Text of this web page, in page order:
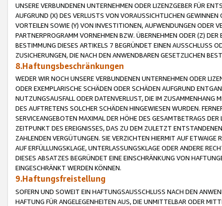
UNSERE VERBUNDENEN UNTERNEHMEN ODER LIZENZGEBER FÜR
AUFGRUND (X) DES VERLUSTS VON VORAUSSICHTLICHEN
VORTEILEN SOWIE (Y) VON INVESTITIONEN, AUFWENDUNGEN ODER
PARTNERPROGRAMM VORNEHMEN BZW. ÜBERNEHMEN ODER (Z)
BESTIMMUNG DIESES ARTIKELS 7 BEGRÜNDET EINEN AUSSCHLUSS
ZUSICHERUNGEN, DIE NACH DEN ANWENDBAREN GESETZLICHEN
8.Haftungsbeschränkungen
WEDER WIR NOCH UNSERE VERBUNDENEN UNTERNEHMEN ODER
ODER EXEMPLARISCHE SCHÄDEN ODER SCHÄDEN AUFGRUND
NUTZUNGSAUSFALL ODER DATENVERLUST, DIE IM ZUSAMMENHANG
DES AUFTRETENS SOLCHER SCHÄDEN HINGEWIESEN WURDEN.
SERVICEANGEBOTEN MAXIMAL DER HÖHE DES GESAMTBETRAGS
ZEITPUNKT DES EREIGNISSES, DAS ZU DEM ZULETZT
ZAHLENDEN VERGÜTUNGEN. SIE VERZICHTEN HIERMIT AUF
AUF ERFÜLLUNGSKLAGE, UNTERLASSUNGSKLAGE ODER ANDERE
DIESES ABSATZES BEGRÜNDET EINE EINSCHRÄNKUNG VON
EINGESCHRÄNKT WERDEN KÖNNEN.
9.Haftungsfreistellung
SOFERN UND SOWEIT EIN HAFTUNGSAUSSCHLUSS NACH DEN
HAFTUNG FÜR ANGELEGENHEITEN AUS, DIE UNMITTELBAR ODER